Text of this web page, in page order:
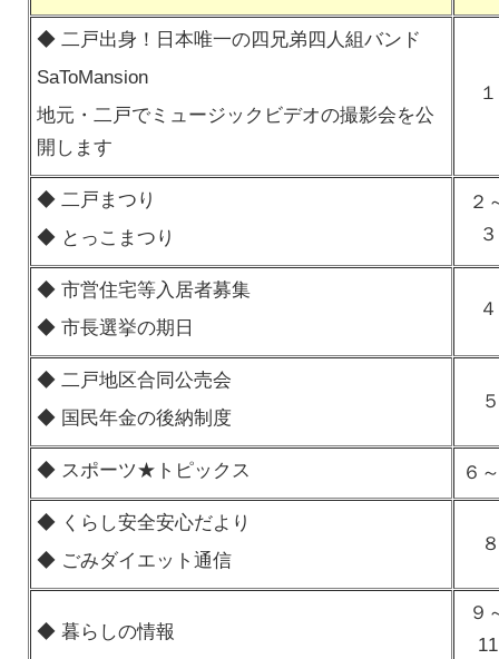
◆ 二戸出身！日本唯一の四兄弟四人組バンド
SaToMansion
地元・二戸でミュージックビデオの撮影会を公
開します
１
◆ 二戸まつり
◆ とっこまつり
２
３
◆ 市営住宅等入居者募集
◆ 市長選挙の期日
４
◆ 二戸地区合同公売会
◆ 国民年金の後納制度
５
◆ スポーツ★トピックス ６
◆ くらし安全安心だより
◆ ごみダイエット通信
８
◆ 暮らしの情報
９
11